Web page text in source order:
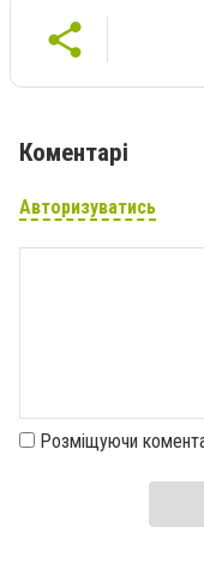
Коментарі
Авторизуватись
Розміщуючи